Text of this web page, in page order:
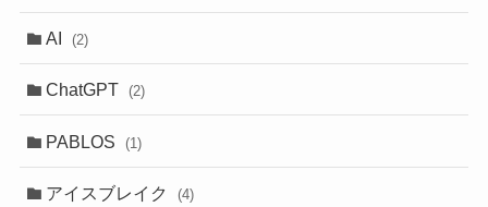
AI (2)
ChatGPT (2)
PABLOS (1)
アイスブレイク (4)